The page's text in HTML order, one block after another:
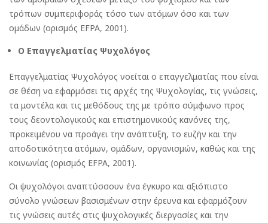
τρόπων συμπεριφοράς τόσο των ατόμων όσο και των
ομάδων (ορισμός EFPA, 2001).
Ο Επαγγελματίας Ψυχολόγος
Επαγγελματίας Ψυχολόγος νοείται ο επαγγελματίας που είναι
σε θέση να εφαρμόσει τις αρχές της Ψυχολογίας, τις γνώσεις,
τα μοντέλα και τις μεθόδους της με τρόπο σύμφωνο προς
τους δεοντολογικούς και επιστημονικούς κανόνες της,
προκειμένου να προάγει την ανάπτυξη, το ευζήν και την
αποδοτικότητα ατόμων, ομάδων, οργανισμών, καθώς και της
κοινωνίας (ορισμός EFPA, 2001).
Οι ψυχολόγοι αναπτύσσουν ένα έγκυρο και αξιόπιστο
σύνολο γνώσεων βασισμένων στην έρευνα και εφαρμόζουν
τις γνώσεις αυτές στις ψυχολογικές διεργασίες και την